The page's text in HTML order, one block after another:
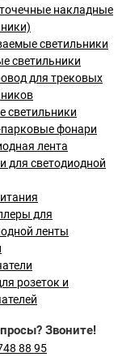
накладные
светильники
светильники
для трековых
светильники
фонари
лента
для светодиодной
для
ленты
розеток и
Звоните!
88 95